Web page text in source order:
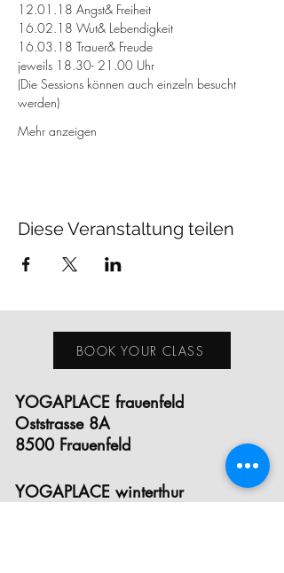
12.01.18 Angst& Freiheit
16.02.18 Wut& Lebendigkeit
16.03.18 Trauer& Freude
jeweils 18.30- 21.00 Uhr
(Die Sessions können auch einzeln besucht
werden)
Mehr anzeigen
Diese Veranstaltung teilen
BOOK YOUR CLASS
YOGAPLACE frauenfeld
Oststrasse 8A
8500 Frauenfeld
YOGAPLACE winterthur